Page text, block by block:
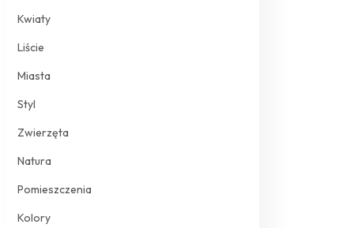
Kwiaty
Liście
Miasta
Styl
Zwierzęta
Natura
Pomieszczenia
Kolory